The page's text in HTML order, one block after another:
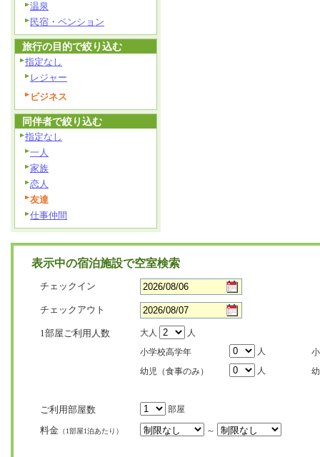
温泉
民宿・ペンション
旅行の目的で絞り込む
指定なし
レジャー
ビジネス
同伴者で絞り込む
指定なし
一人
家族
恋人
友達
仕事仲間
表示中の宿泊施設で空室検索
チェックイン
チェックアウト
1部屋ご利用人数 大人
人
小学校高学年
人
幼児（食事のみ）
人
ご利用部屋数 部屋
料金 （1部屋1泊あたり） ～